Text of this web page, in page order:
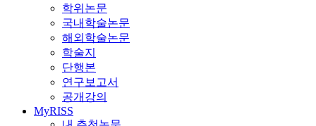
학위논문
국내학술논문
해외학술논문
학술지
단행본
연구보고서
공개강의
MyRISS